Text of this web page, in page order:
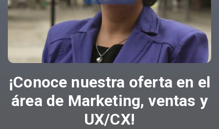
¡Conoce nuestra oferta en el
área de Marketing, ventas y
UX/CX!